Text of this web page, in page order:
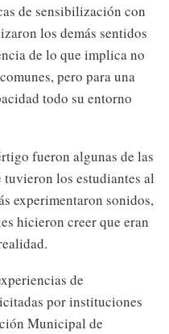
de sensibilización con
los demás sentidos
de lo que implica no
pero para una
todo su entorno
fueron algunas de las
tuvieron los estudiantes al
experimentaron sonidos,
hicieron creer que eran
de
por instituciones
Municipal de